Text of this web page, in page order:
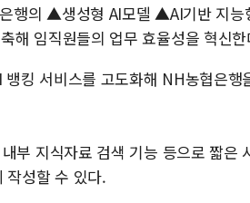
행의 ▲생성형 AI모델 ▲AI기반 지능
임직원들의 업무 효율성을 혁신한
킹 서비스를 고도화해 NH농협은행
부 지식자료 검색 기능 등으로 짧은
작성할 수 있다.